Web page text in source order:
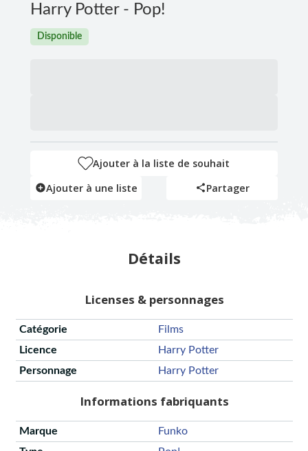
Harry Potter - Pop!
Disponible
Ajouter à la liste de souhait
Ajouter à une liste
Partager
Détails
Licenses & personnages
Catégorie
Films
Licence
Harry Potter
Personnage
Harry Potter
Informations fabriquants
Marque
Funko